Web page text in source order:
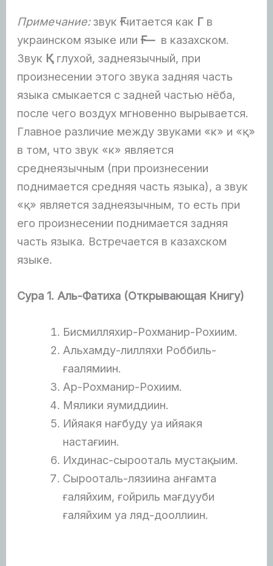
Примечание:звук Ғчитается как Г в
украинском языке или Ғ —в казахском.
Звук Қглухой, заднеязычный, при
произнесении этого звука задняя часть
языка смыкается с задней частью нёба,
после чего воздух мгновенно вырывается.
Главное различие между звуками «к» и «қ»
в том, что звук «к» является
среднеязычным (при произнесении
поднимается средняя часть языка), а звук
«қ» является заднеязычным, то есть при
его произнесении поднимается задняя
часть языка. Встречается в казахском
языке.
Сура 1. Аль-Фатиха (Открывающая Книгу)
Бисмилляхир-Рохманир-Рохиим.
Альхамду-лилляхи Роббиль-
ғаалямиин.
Ар-Рохманир-Рохиим.
Мялики яумиддиин.
Ийяакя нағбуду уа ийяакя
настағиин.
Ихдинас-сырооталь мустақыим.
Сырооталь-лязиина анғамта
ғаляйхим, ғойриль мағдууби
ғаляйхим уа ляд-дооллиин.